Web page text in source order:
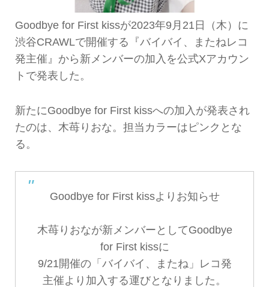
Goodbye for First kissが2023年9月21日（木）に
渋谷CRAWLで開催する『バイバイ、またねレコ
発主催』から新メンバーの加入を公式Xアカウン
トで発表した。
新たにGoodbye for First kissへの加入が発表され
たのは、木苺りおな。担当カラーはピンクとな
る。
Goodbye for First kissよりお知らせ
木苺りおなが新メンバーとしてGoodbye
for First kissに
9/21開催の「バイバイ、またね」レコ発
主催より加入する運びとなりました。